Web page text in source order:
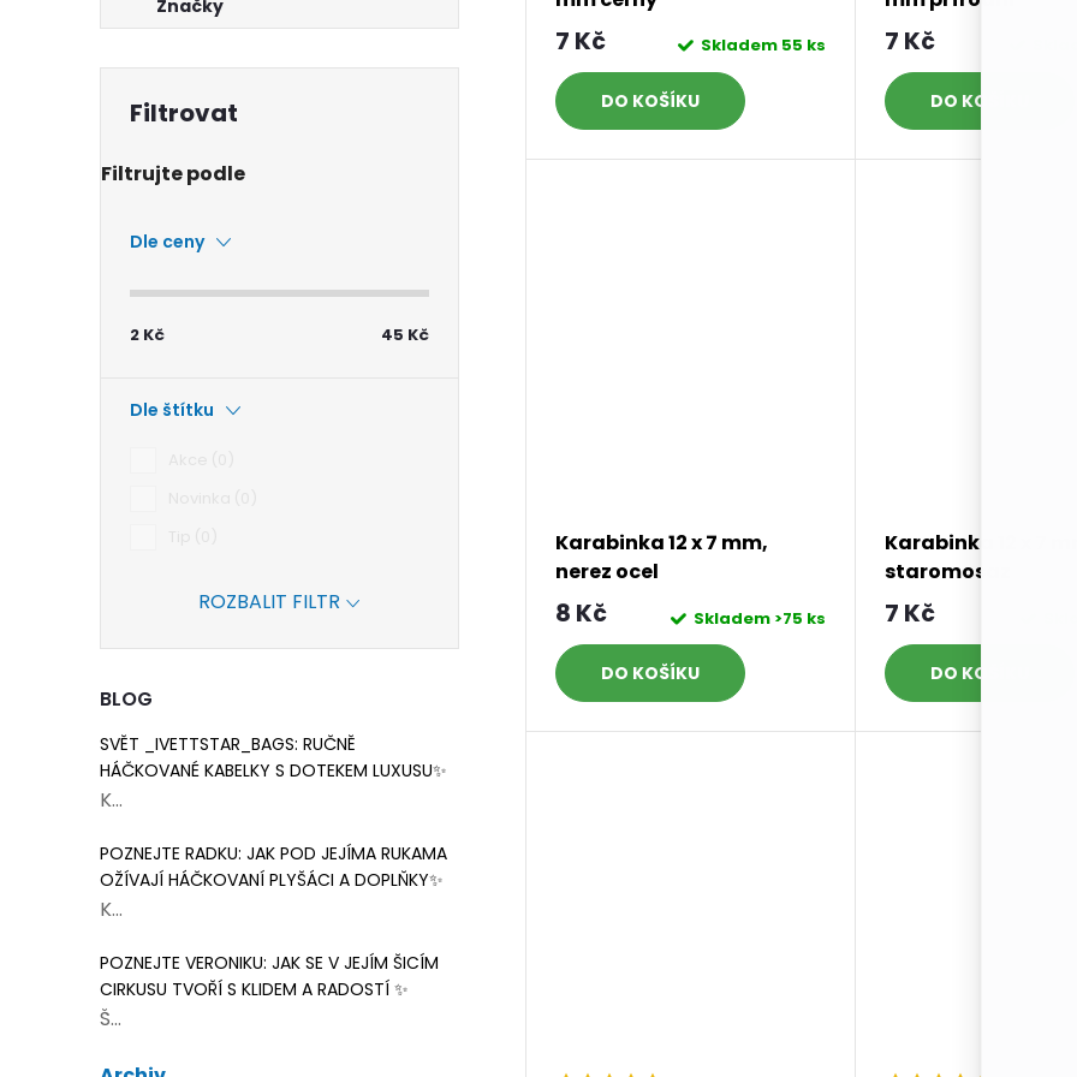
Značky
Dle ceny
2 Kč 45 Kč
Dle štítku
ROZBALIT FILTR
BLOG
SVĚT _IVETTSTAR_BAGS: RUČNĚ
HÁČKOVANÉ KABELKY S DOTEKEM LUXUSU✨
K...
POZNEJTE RADKU: JAK POD JEJÍMA RUKAMA
OŽÍVAJÍ HÁČKOVANÍ PLYŠÁCI A DOPLŇKY✨
K...
POZNEJTE VERONIKU: JAK SE V JEJÍM ŠICÍM
CIRKUSU TVOŘÍ S KLIDEM A RADOSTÍ ✨
Š...
7 Kč Skladem 55 ks
DO KOŠÍKU
7 Kč
DO KOŠÍKU
Karabinka 12 x 7 mm,
nerez ocel
8 Kč Skladem >75 ks
DO KOŠÍKU
Karabinka 12 x 7
staromosaz
7 Kč
DO KOŠÍKU